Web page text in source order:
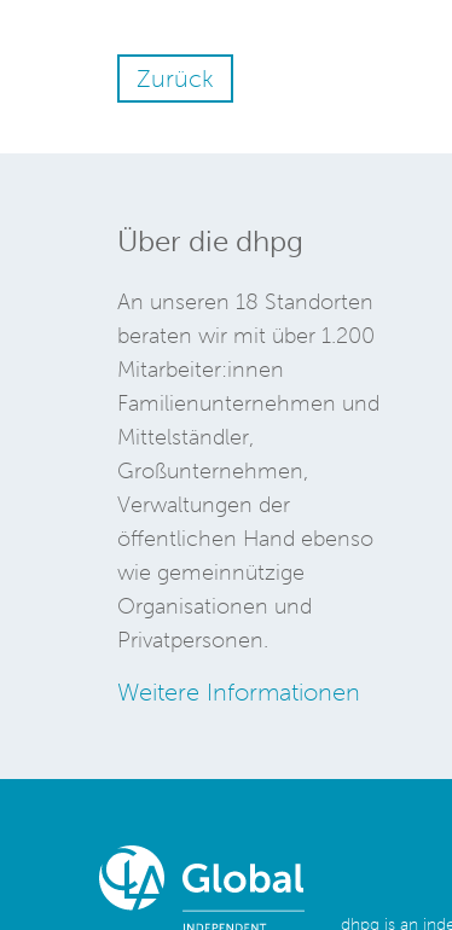
Zurück
Über die dhpg
An unseren 18 Standorten
beraten wir mit über 1.200
Mitarbeiter:innen
Familienunternehmen und
Mittelständler,
Großunternehmen,
Verwaltungen der
öffentlichen Hand ebenso
wie gemeinnützige
Organisationen und
Privatpersonen.
Weitere Informationen
dhpg is an